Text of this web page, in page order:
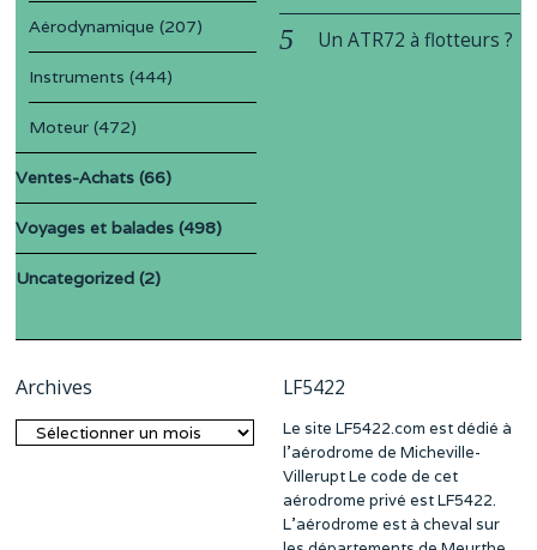
Aérodynamique (207)
Instruments (444)
Moteur (472)
Ventes-Achats (66)
Voyages et balades (498)
Uncategorized (2)
Un ATR72 à flotteurs ?
Archives
Archives
LF5422
Le site LF5422.com est dédié à
l’aérodrome de Micheville-
Villerupt Le code de cet
aérodrome privé est LF5422.
L’aérodrome est à cheval sur